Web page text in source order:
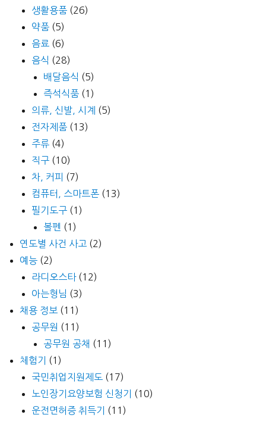
생활용품 (26)
약품 (5)
음료 (6)
음식 (28)
배달음식 (5)
즉석식품 (1)
의류, 신발, 시계 (5)
전자제품 (13)
주류 (4)
직구 (10)
차, 커피 (7)
컴퓨터, 스마트폰 (13)
필기도구 (1)
볼펜 (1)
연도별 사건 사고 (2)
예능 (2)
라디오스타(12)
아는형님 (3)
채용 정보 (11)
공무원 (11)
공무원 공채 (11)
체험기
(1)
국민취업지원제도 (17)
노인장기요양보험 신청기
(10)
운전면허증 취득기
(11)